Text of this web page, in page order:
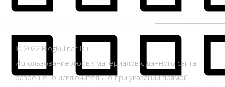
© 2022 BlogKulinar.Ru
Использование любых материалов с данного сайта
разрешено исключительно при указании прямой